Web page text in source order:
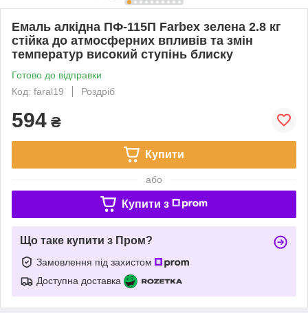
Емаль алкідна ПФ-115П Farbex зелена 2.8 кг
стійка до атмосферних впливів та змін
температур високий ступінь блиску
Готово до відправки
Код: faral19
Роздріб
594 ₴
Купити
або
Купити з
Що таке купити з Пром?
Замовлення під захистом
Доступна доставка